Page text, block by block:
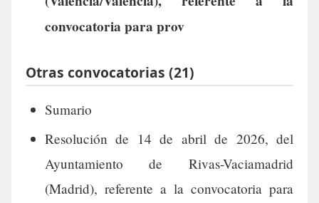
convocatoria para prov
Otras convocatorias (21)
Sumario
Resolución de 14 de abril de 2026, del
Ayuntamiento de Rivas-Vaciamadrid
(Madrid), referente a la convocatoria para